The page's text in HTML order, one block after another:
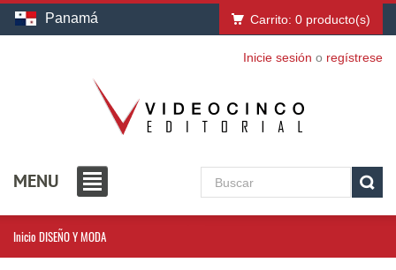
Panamá Carrito: 0 producto(s)
Inicie sesión o regístrese
MENU
Inicio DISEÑO Y MODA